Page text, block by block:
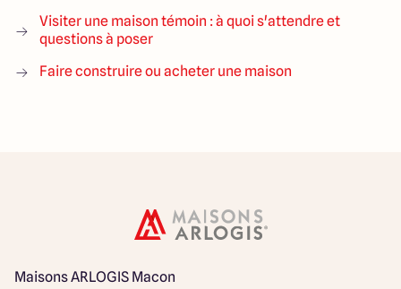
Visiter une maison témoin : à quoi s'attendre et
questions à poser
Faire construire ou acheter une maison
Maisons ARLOGIS Macon